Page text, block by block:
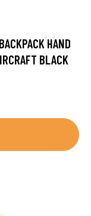
HAND
BLACK